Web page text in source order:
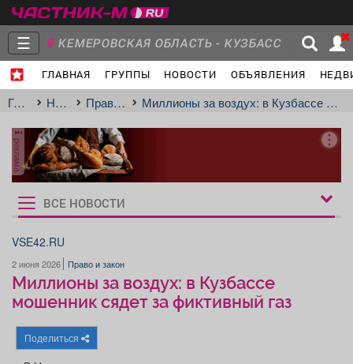
☰ КЕМЕРОВСКАЯ ОБЛАСТЬ - КУЗБАСС
ГЛАВНАЯ ГРУППЫ НОВОСТИ ОБЪЯВЛЕНИЯ
Главная
Группы Новости
Объявления Недвижимость Услуги
Работа
Главная Новости Право и закон Миллионы за воздух: в Кузбассе мошенник сядет за фиктивный газ
реклама
Рукбрики
новостей
ВСЕ НОВОСТИ
VSE42.RU
2 июня 2026 Право и закон
Миллионы за воздух: в Кузбассе
мошенник сядет за фиктивный газ
Поделиться